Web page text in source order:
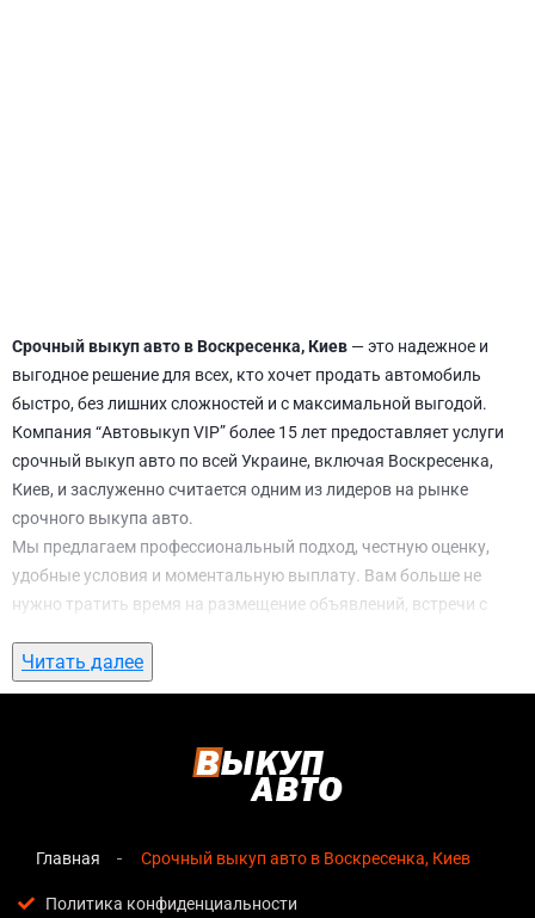
Срочный выкуп авто в Воскресенка, Киев — это надежное и
выгодное решение для всех, кто хочет продать автомобиль
быстро, без лишних сложностей и с максимальной выгодой.
Компания “Автовыкуп VIP” более 15 лет предоставляет услуги
срочный выкуп авто по всей Украине, включая Воскресенка,
Киев, и заслуженно считается одним из лидеров на рынке
срочного выкупа авто.
Мы предлагаем профессиональный подход, честную оценку,
удобные условия и моментальную выплату. Вам больше не
нужно тратить время на размещение объявлений, встречи с
ожидание. С нами вы можете
Воскресенка, Киеввсего за 1 день.
срочный выкуп авто в Воскресенка, Киев
озвучивается сразу после обращения, без скрытых
Прозрачные условия— все этапы сделки полностью
Читать далее
Главная Срочный выкуп авто в Воскресенка, Киев
Политика конфиденциальности